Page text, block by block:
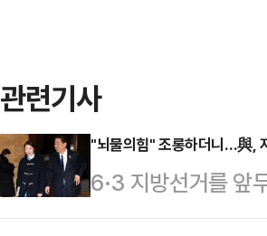
관련기사
"뇌물의힘" 조롱하더니…與,
6·3 지방선거를 앞
금 의혹'이라는 악